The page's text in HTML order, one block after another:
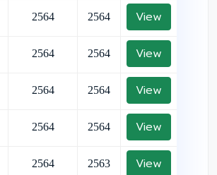
2564 2564 View
2564 2564 View
2564 2564 View
2564 2564 View
2564 2563 View